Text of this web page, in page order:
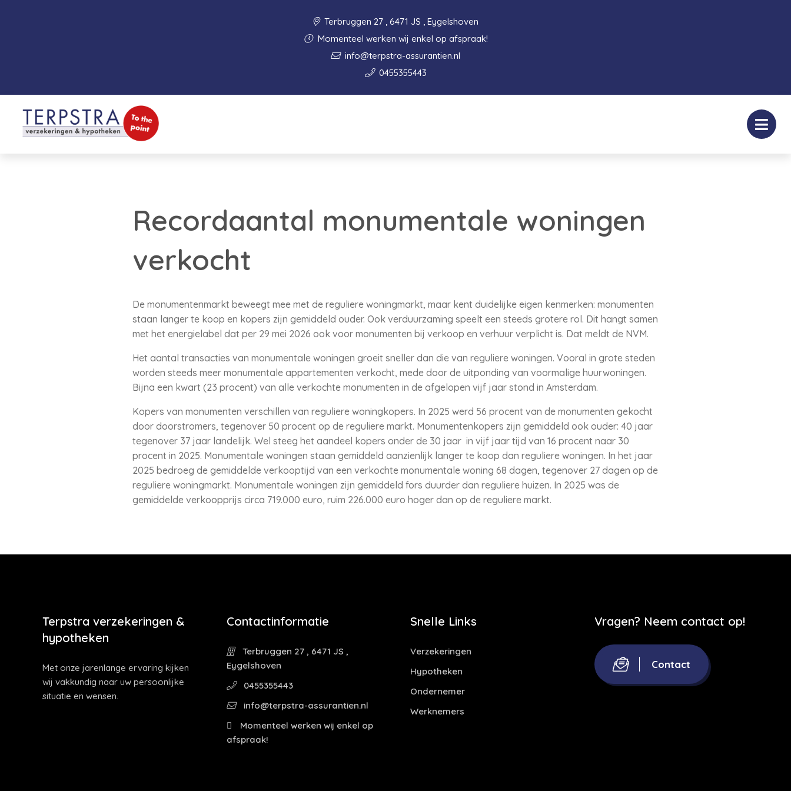
Terbruggen 27 , 6471 JS , Eygelshoven
Momenteel werken wij enkel op afspraak!
info@terpstra-assurantien.nl
0455355443
Recordaantal monumentale woningen
verkocht
De monumentenmarkt beweegt mee met de reguliere woningmarkt, maar kent duidelijke eigen kenmerken: monumenten
staan langer te koop en kopers zijn gemiddeld ouder. Ook verduurzaming speelt een steeds grotere rol. Dit hangt samen
met het energielabel dat per 29 mei 2026 ook voor monumenten bij verkoop en verhuur verplicht is. Dat meldt de NVM.
Het aantal transacties van monumentale woningen groeit sneller dan die van reguliere woningen. Vooral in grote steden
worden steeds meer monumentale appartementen verkocht, mede door de uitponding van voormalige huurwoningen.
Bijna een kwart (23 procent) van alle verkochte monumenten in de afgelopen vijf jaar stond in Amsterdam.
Kopers van monumenten verschillen van reguliere woningkopers. In 2025 werd 56 procent van de monumenten gekocht
door doorstromers, tegenover 50 procent op de reguliere markt. Monumentenkopers zijn gemiddeld ook ouder: 40 jaar
tegenover 37 jaar landelijk. Wel steeg het aandeel kopers onder de 30 jaar in vijf jaar tijd van 16 procent naar 30
procent in 2025. Monumentale woningen staan gemiddeld aanzienlijk langer te koop dan reguliere woningen. In het jaar
2025 bedroeg de gemiddelde verkooptijd van een verkochte monumentale woning 68 dagen, tegenover 27 dagen op de
reguliere woningmarkt. Monumentale woningen zijn gemiddeld fors duurder dan reguliere huizen. In 2025 was de
gemiddelde verkoopprijs circa 719.000 euro, ruim 226.000 euro hoger dan op de reguliere markt.
Terpstra verzekeringen &
hypotheken
Met onze jarenlange ervaring kijken
wij vakkundig naar uw persoonlijke
situatie en wensen.
Contactinformatie
Terbruggen 27 , 6471 JS ,
Eygelshoven
0455355443
info@terpstra-assurantien.nl
Momenteel werken wij enkel op
afspraak!
Snelle Links
Verzekeringen
Hypotheken
Ondernemer
Werknemers
Vragen? Neem contact op!
Contact